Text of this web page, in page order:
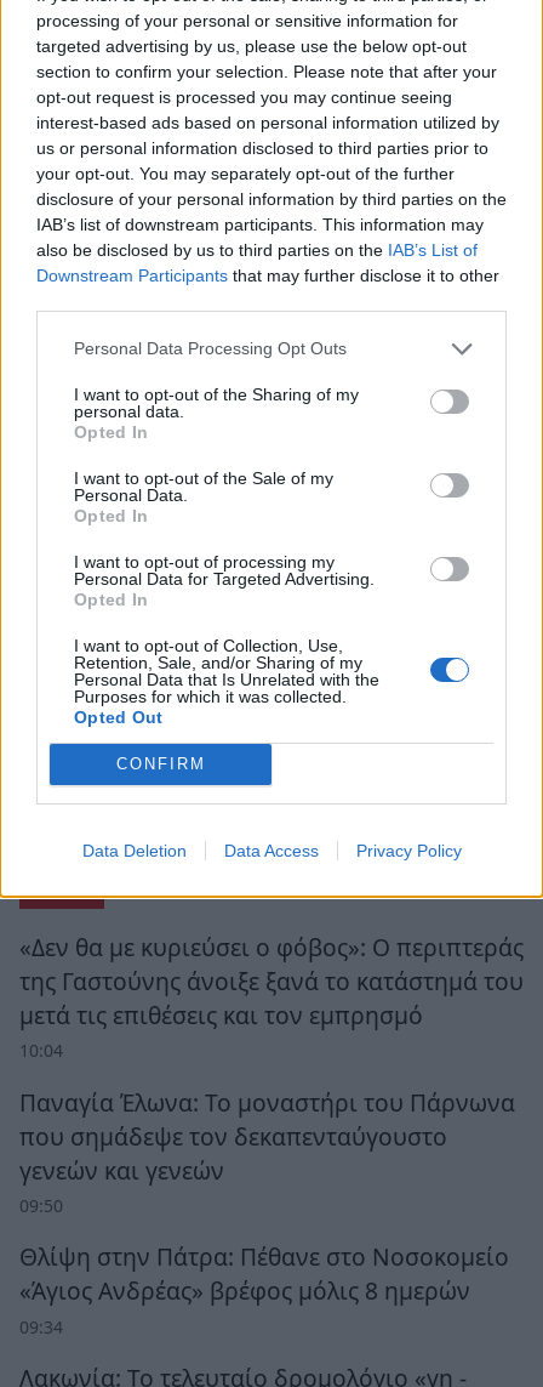
processing of your personal or sensitive information for
targeted advertising by us, please use the below opt-out
section to confirm your selection. Please note that after your
opt-out request is processed you may continue seeing
interest-based ads based on personal information utilized by
us or personal information disclosed to third parties prior to
your opt-out. You may separately opt-out of the further
disclosure of your personal information by third parties on the
IAB’s list of downstream participants. This information may
also be disclosed by us to third parties on the IAB’s List of
Downstream Participants that may further disclose it to other
Personal Data Processing Opt Outs
I want to opt-out of the Sharing of my
personal data.
Opted In
I want to opt-out of the Sale of my
Personal Data.
Opted In
I want to opt-out of processing my
Personal Data for Targeted Advertising.
Opted In
I want to opt-out of Collection, Use,
Retention, Sale, and/or Sharing of my
Personal Data that Is Unrelated with the
Purposes for which it was collected.
Opted Out
CONFIRM
Data Deletion Data Access Privacy Policy
Ροή Ειδήσεων
«Δεν θα με κυριεύσει ο φόβος»: Ο περιπτεράς
της Γαστούνης άνοιξε ξανά το κατάστημά του
μετά τις επιθέσεις και τον εμπρησμό
10:04
Παναγία Έλωνα: Το μοναστήρι του Πάρνωνα
που σημάδεψε τον δεκαπενταύγουστο
γενεών και γενεών
09:50
Θλίψη στην Πάτρα: Πέθανε στο Νοσοκομείο
«Άγιος Ανδρέας» βρέφος μόλις 8 ημερών
09:34
Λακωνία: Το τελευταίο δρομολόγιο «γη -